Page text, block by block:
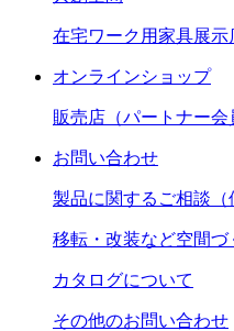
在宅ワーク用家具展示
オンラインショップ
販売店（パートナー会
お問い合わせ
製品に関するご相談（
移転・改装など空間づ
カタログについて
その他のお問い合わせ